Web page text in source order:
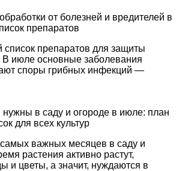
от болезней и вредителей в
препаратов
список препаратов для защиты
В июле основные заболевания
споры грибных инфекций —
нужны в саду и огороде в июле: план
для всех культур
важных месяцев в саду и
растения активно растут,
и цветы, а значит, нуждаются в